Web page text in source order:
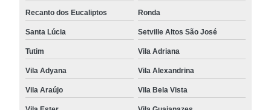
Recanto dos Eucaliptos Ronda
Santa Lúcia Setville Altos São José
Tutim Vila Adriana
Vila Adyana Vila Alexandrina
Vila Araújo Vila Bela Vista